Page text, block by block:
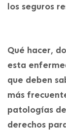
los seguros
Qué hacer,
esta
que deben
más
patologías
derechos